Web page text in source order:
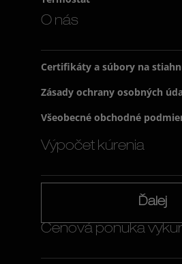
O nás
Certifikáty a súbory na
Zásady ochrany osobných
Všeobecné obchodné
Výpočet kúrenia
Ďalej
Cenová ponuka